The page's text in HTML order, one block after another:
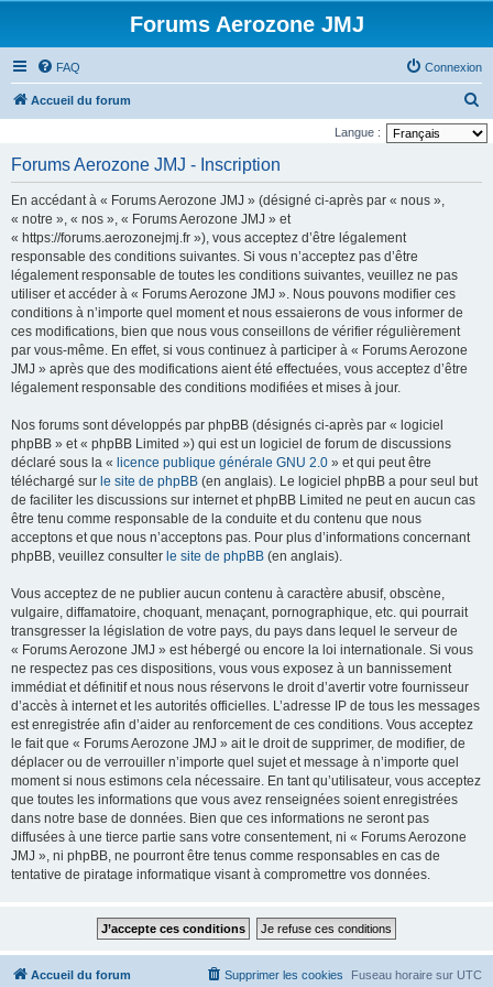
Forums Aerozone JMJ
FAQ Connexion
Accueil du forum
e
Langue :
Forums Aerozone JMJ - Inscription
En accédant à « Forums Aerozone JMJ » (désigné ci-après par « nous »,
« notre », « nos », « Forums Aerozone JMJ » et
« https://forums.aerozonejmj.fr »), vous acceptez d’être légalement
responsable des conditions suivantes. Si vous n’acceptez pas d’être
légalement responsable de toutes les conditions suivantes, veuillez ne pas
utiliser et accéder à « Forums Aerozone JMJ ». Nous pouvons modifier ces
conditions à n’importe quel moment et nous essaierons de vous informer de
ces modifications, bien que nous vous conseillons de vérifier régulièrement
par vous-même. En effet, si vous continuez à participer à « Forums Aerozone
JMJ » après que des modifications aient été effectuées, vous acceptez d’être
légalement responsable des conditions modifiées et mises à jour.
Nos forums sont développés par phpBB (désignés ci-après par « logiciel
phpBB » et « phpBB Limited ») qui est un logiciel de forum de discussions
déclaré sous la « licence publique générale GNU 2.0 » et qui peut être
téléchargé sur le site de phpBB (en anglais). Le logiciel phpBB a pour seul but
de faciliter les discussions sur internet et phpBB Limited ne peut en aucun cas
être tenu comme responsable de la conduite et du contenu que nous
acceptons et que nous n’acceptons pas. Pour plus d’informations concernant
phpBB, veuillez consulter le site de phpBB (en anglais).
Vous acceptez de ne publier aucun contenu à caractère abusif, obscène,
vulgaire, diffamatoire, choquant, menaçant, pornographique, etc. qui pourrait
transgresser la législation de votre pays, du pays dans lequel le serveur de
« Forums Aerozone JMJ » est hébergé ou encore la loi internationale. Si vous
ne respectez pas ces dispositions, vous vous exposez à un bannissement
immédiat et définitif et nous nous réservons le droit d’avertir votre fournisseur
d’accès à internet et les autorités officielles. L’adresse IP de tous les messages
est enregistrée afin d’aider au renforcement de ces conditions. Vous acceptez
le fait que « Forums Aerozone JMJ » ait le droit de supprimer, de modifier, de
déplacer ou de verrouiller n’importe quel sujet et message à n’importe quel
moment si nous estimons cela nécessaire. En tant qu’utilisateur, vous acceptez
que toutes les informations que vous avez renseignées soient enregistrées
dans notre base de données. Bien que ces informations ne seront pas
diffusées à une tierce partie sans votre consentement, ni « Forums Aerozone
JMJ », ni phpBB, ne pourront être tenus comme responsables en cas de
tentative de piratage informatique visant à compromettre vos données.
Accueil du forum Fuseau horaire sur UTC
Supprimer les cookies